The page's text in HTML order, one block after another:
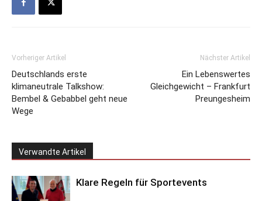
Vorheriger Artikel
Deutschlands erste
klimaneutrale Talkshow:
Bembel & Gebabbel geht neue
Wege
Nächster Artikel
Ein Lebenswertes
Gleichgewicht – Frankfurt
Preungesheim
Verwandte Artikel
Klare Regeln für Sportevents